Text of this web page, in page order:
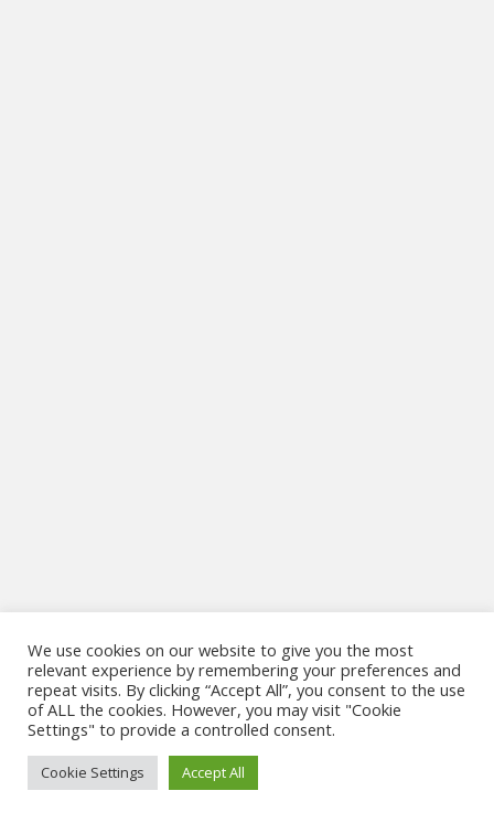
We use cookies on our website to give you the most
relevant experience by remembering your preferences and
repeat visits. By clicking “Accept All”, you consent to the use
of ALL the cookies. However, you may visit "Cookie
Settings" to provide a controlled consent.
Cookie Settings Accept All